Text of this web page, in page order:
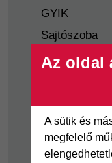
Az oldal
A sütik és
megfelelő
GYIK
Sajtószoba
Visszaélés-
Tájékoztató
fogyatékkal
ügyfelek